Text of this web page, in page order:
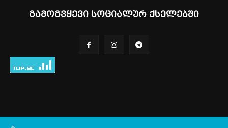
გამოგვყევი სოციალურ ქსელებში